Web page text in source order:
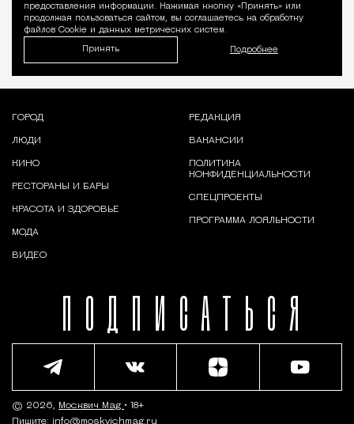
предоставления информации. Нажимая кнопку «Принять» или
продолжая пользоваться сайтом, вы соглашаетесь на обработку
файлов Cookie и данных метрических систем.
Принять Подробнее
ПОДПИСАТЬСЯ
ГОРОД
ЛЮДИ
КИНО
РЕСТОРАНЫ И БАРЫ
КРАСОТА И ЗДОРОВЬЕ
МОДА
ВИДЕО
РЕДАКЦИЯ
ВАКАНСИИ
ПОЛИТИКА
КОНФИДЕНЦИАЛЬНОСТИ
СПЕЦПРОЕКТЫ
ПРОГРАММА ЛОЯЛЬНОСТИ
© 2026, Москвич Mag • 18+
Пишите: info@moskvichmag.ru